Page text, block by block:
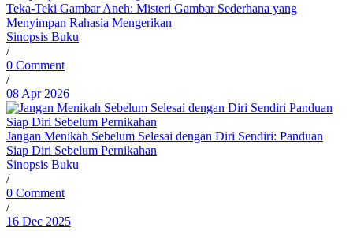
Teka-Teki Gambar Aneh: Misteri Gambar Sederhana yang
Menyimpan Rahasia Mengerikan
Sinopsis Buku
/
0 Comment
/
08 Apr 2026
Jangan Menikah Sebelum Selesai dengan Diri Sendiri: Panduan
Siap Diri Sebelum Pernikahan
Sinopsis Buku
/
0 Comment
/
16 Dec 2025